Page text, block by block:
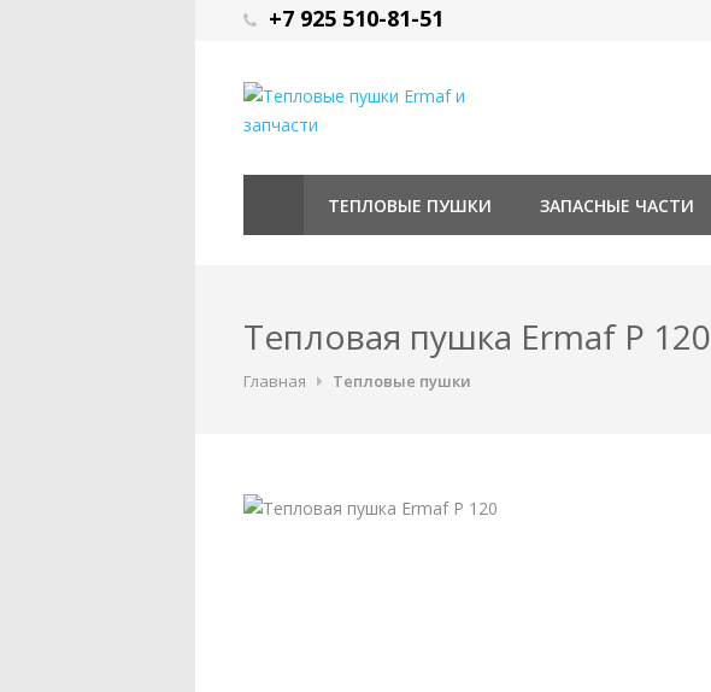
+7 925 510-81-51
ТЕПЛОВЫЕ ПУШКИ ЗАПАСНЫЕ ЧАСТИ
Тепловая пушка Ermaf P 120
Главная Тепловые пушки